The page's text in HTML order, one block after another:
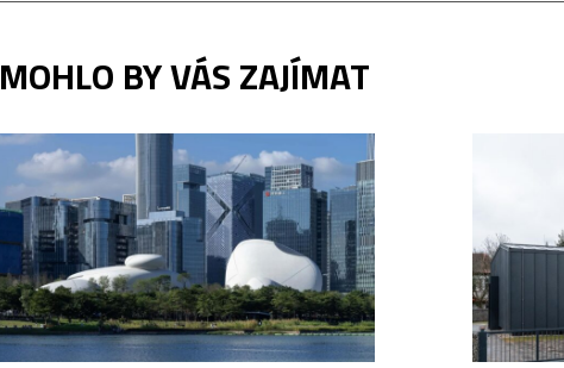
MOHLO BY VÁS ZAJÍMAT